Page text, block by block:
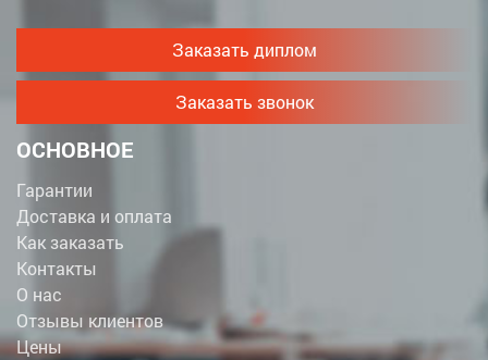
Заказать диплом
Заказать звонок
ОСНОВНОЕ
Гарантии
Доставка и оплата
Как заказать
Контакты
О нас
Отзывы клиентов
Цены